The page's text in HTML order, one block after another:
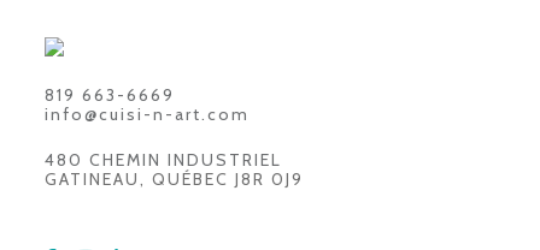
819 663-6669
info@cuisi-n-art.com
480 CHEMIN INDUSTRIEL
GATINEAU, QUÉBEC J8R 0J9